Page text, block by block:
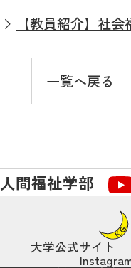
【教員紹介】社
一覧へ戻る
人間福祉学部
大学公式サイト